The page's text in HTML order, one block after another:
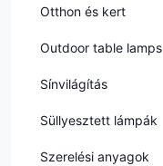
Otthon és kert
Outdoor table lamps
Sínvilágítás
Süllyesztett lámpák
Szerelési anyagok